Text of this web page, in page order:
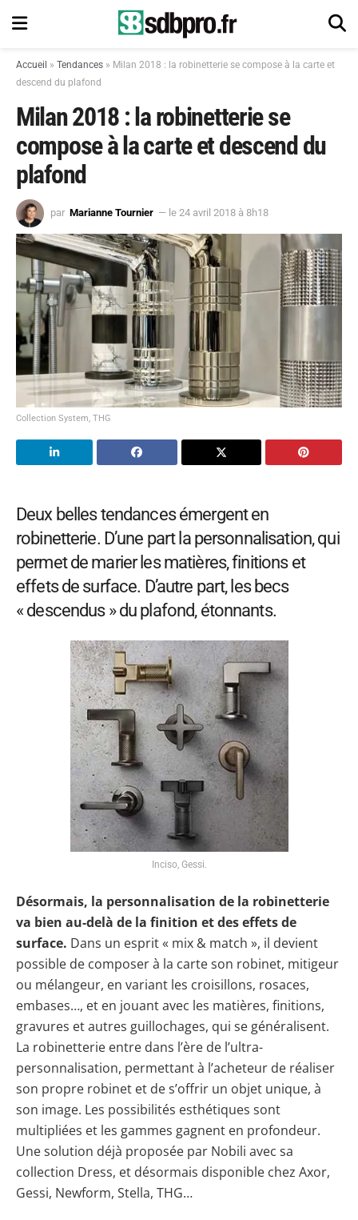
Accueil » Tendances » Milan 2018 : la robinetterie se compose à la carte et
descend du plafond
Milan 2018 : la robinetterie se
compose à la carte et descend du
plafond
par Marianne Tournier — le 24 avril 2018 à 8h18
Collection System, THG
Deux belles tendances émergent en
robinetterie. D’une part la personnalisation, qui
permet de marier les matières, finitions et
effets de surface. D’autre part, les becs
« descendus » du plafond, étonnants.
Inciso, Gessi.
Désormais, la personnalisation de la robinetterie
va bien au-delà de la finition et des effets de
surface. Dans un esprit « mix & match », il devient
possible de composer à la carte son robinet, mitigeur
ou mélangeur, en variant les croisillons, rosaces,
embases…, et en jouant avec les matières, finitions,
gravures et autres guillochages, qui se généralisent.
La robinetterie entre dans l’ère de l’ultra-
personnalisation, permettant à l’acheteur de réaliser
son propre robinet et de s’offrir un objet unique, à
son image. Les possibilités esthétiques sont
multipliées et les gammes gagnent en profondeur.
Une solution déjà proposée par Nobili avec sa
collection Dress, et désormais disponible chez Axor,
Gessi, Newform, Stella, THG…